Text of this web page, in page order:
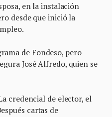
en la instalación
desde que inició la
de Fondeso, pero
José Alfredo, quien se
credencial de elector, el
cartas de